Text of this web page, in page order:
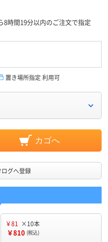
8時間19分以内のご注文で指定
置き場所指定 利用可
カゴへ
グへ登録
￥81 ×10本
￥810 (税込)